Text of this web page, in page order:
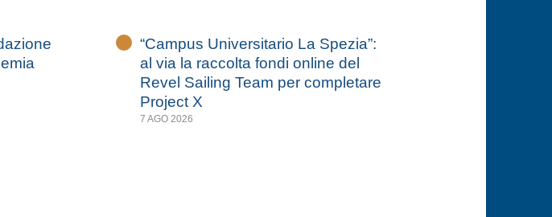
“Campus Universitario La Spezia”:
al via la raccolta fondi online del
Revel Sailing Team per completare
Project X
7 AGO 2026